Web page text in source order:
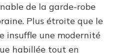
de la garde-robe
Plus étroite que le
insuffle une modernité
habillée tout en